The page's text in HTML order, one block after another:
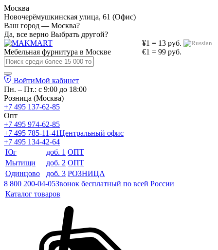
Москва
Новочерёмушкинская улица, 61 (Офис)
Ваш город — Москва?
Да, все верно Выбрать другой?
¥1 = 13 руб.
€1 = 99 руб.
Мебельная фурнитура в Москве
ВойтиМой кабинет
Пн. – Пт.: с 9:00 до 18:00
Розница (Москва)
+7 495 137-62-85
Опт
+7 495 974-62-85
+7 495 785-11-41Центральный офис
+7 495 134-42-64
Юг
доб. 1 ОПТ
Мытищи
доб. 2 ОПТ
Одинцово
доб. 3 РОЗНИЦА
8 800 200-04-05Звонок бесплатный по всей России
Каталог товаров